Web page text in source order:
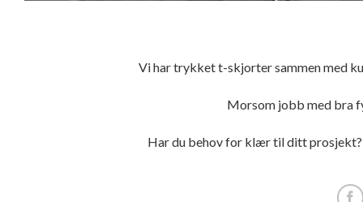
Vi har trykket t-skjorter sammen med
Morsom jobb med bra
Har du behov for klær til ditt